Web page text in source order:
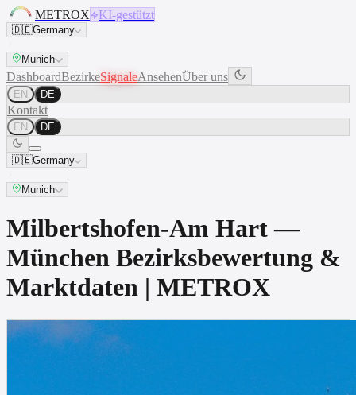
METROX KI-gestützt
🇩🇪Germany
Munich
DashboardBezirkeSignaleAnsehenÜber uns
EN DE
Kontakt
EN DE
🇩🇪Germany
Munich
Milbertshofen-Am Hart —
München Bezirksbewertung &
Marktdaten | METROX